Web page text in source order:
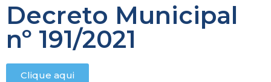
Decreto Municipal
nº 191/2021
Clique aqui